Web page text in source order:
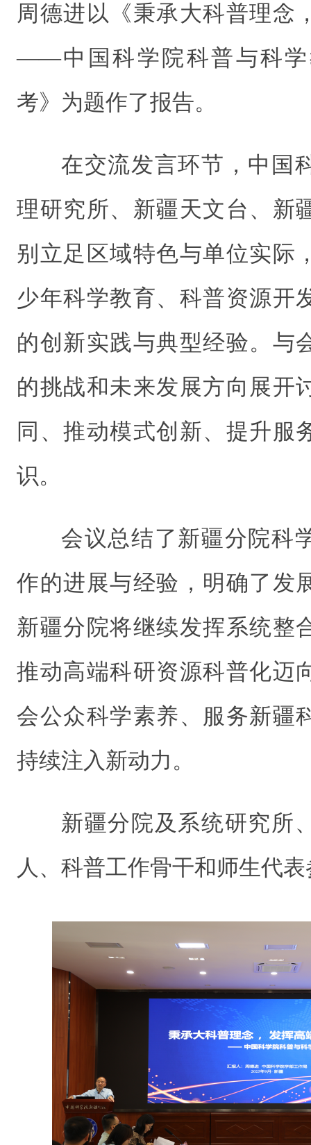
周德进以《秉承大科普理念
——中国科学院科普与科学
考》为题作了报告。
在交流发言环节，中国
理研究所、新疆天文台、新
别立足区域特色与单位实际
少年科学教育、科普资源开
的创新实践与典型经验。与
的挑战和未来发展方向展开
同、推动模式创新、提升服
识。
会议总结了新疆分院科
作的进展与经验，明确了发
新疆分院将继续发挥系统整
推动高端科研资源科普化迈
会公众科学素养、服务新疆
持续注入新动力。
新疆分院及系统研究所
人、科普工作骨干和师生代